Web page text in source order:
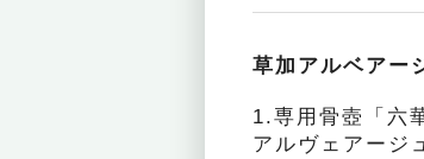
草加アルベアー
1.専用骨壺「六
アルヴェアージ